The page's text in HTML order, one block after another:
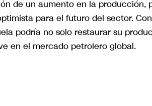
de un aumento en la producción,
para el futuro del sector.
podría no solo restaurar su
en el mercado petrolero global.